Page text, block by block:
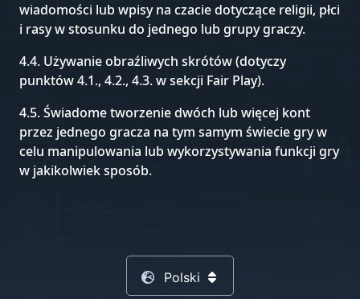
wiadomości lub wpisy na czacie dotyczące religii, płci
i rasy w stosunku do jednego lub grupy graczy.
4.4. Używanie obraźliwych skrótów (dotyczy
punktów 4.1., 4.2., 4.3. w sekcji Fair Play).
4.5. Świadome tworzenie dwóch lub więcej kont
przez jednego gracza na tym samym świecie gry w
celu manipulowania lub wykorzystywania funkcji gry
w jakikolwiek sposób.
Polski